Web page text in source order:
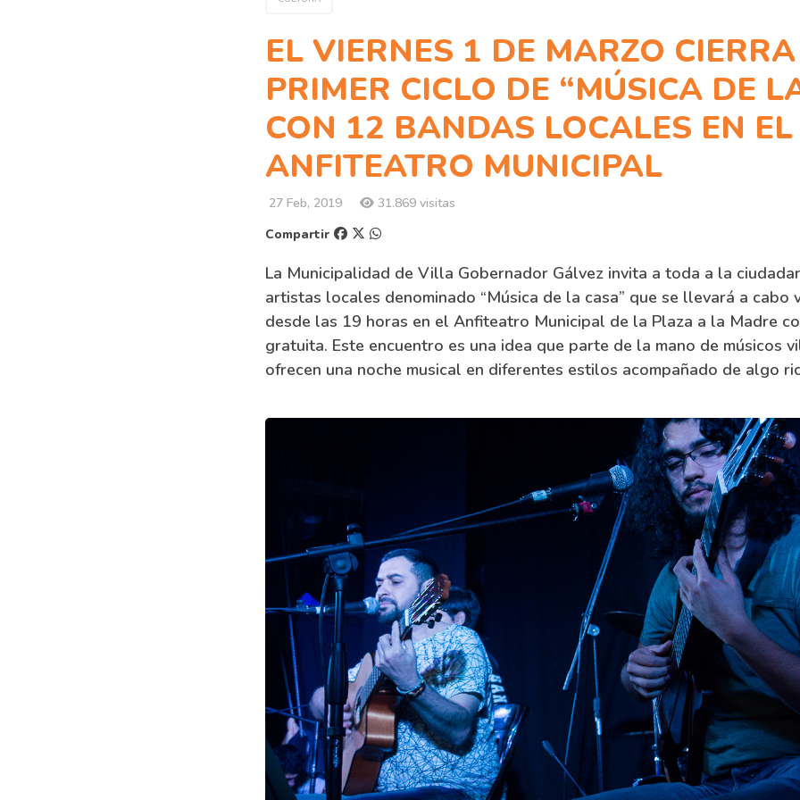
EL VIERNES 1 DE MARZO
PRIMER CICLO DE “MÚSICA DE
CON 12 BANDAS LOCALES EN EL
ANFITEATRO MUNICIPAL
27 Feb, 2019
31.869 visitas
Compartir
La Municipalidad de Villa Gobernador Gálvez invita a toda a la
artistas locales denominado “Música de la casa” que se llevará a cabo
desde las 19 horas en el Anfiteatro Municipal de la Plaza a la Madre
gratuita. Este encuentro es una idea que parte de la mano de músicos
ofrecen una noche musical en diferentes estilos acompañado de algo